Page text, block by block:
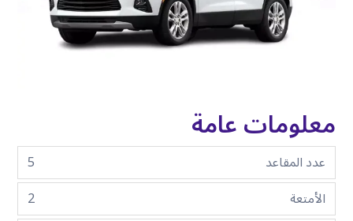
معلومات عامة
عدد المقاعد
5
الأمتعة
2